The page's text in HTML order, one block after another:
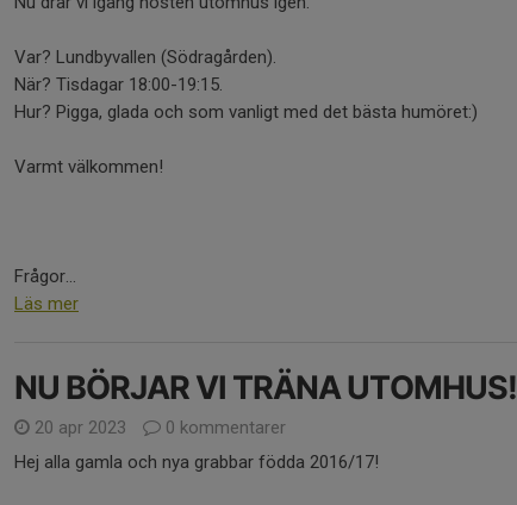
Var? Lundbyvallen (Södragården).
När? Tisdagar 18:00-19:15.
Hur? Pigga, glada och som vanligt med det bästa humöret:)
Varmt välkommen!
Frågor...
Läs mer
NU BÖRJAR VI TRÄNA UTOMHUS!
20 apr 2023
0 kommentarer
Hej alla gamla och nya grabbar födda 2016/17!